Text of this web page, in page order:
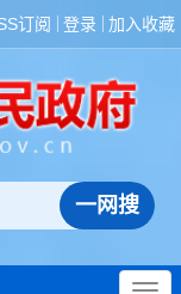
订阅 登录 加入收藏